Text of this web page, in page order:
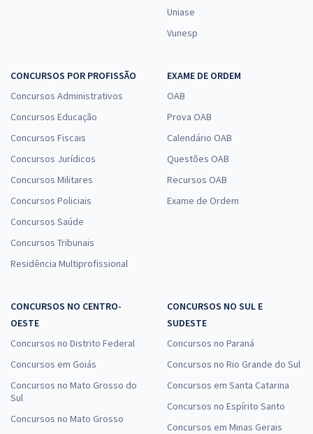
Uniase
Vunesp
CONCURSOS POR PROFISSÃO
Concursos Administrativos
Concursos Educação
Concursos Fiscais
Concursos Jurídicos
Concursos Militares
Concursos Policiais
Concursos Saúde
Concursos Tribunais
Residência Multiprofissional
EXAME DE ORDEM
OAB
Prova OAB
Calendário OAB
Questões OAB
Recursos OAB
Exame de Ordem
CONCURSOS NO CENTRO-
OESTE
Concursos no Distrito Federal
Concursos em Goiás
Concursos no Mato Grosso do
Sul
Concursos no Mato Grosso
CONCURSOS NO SUL E
SUDESTE
Concursos no Paraná
Concursos no Rio Grande do Sul
Concursos em Santa Catarina
Concursos no Espírito Santo
Concursos em Minas Gerais